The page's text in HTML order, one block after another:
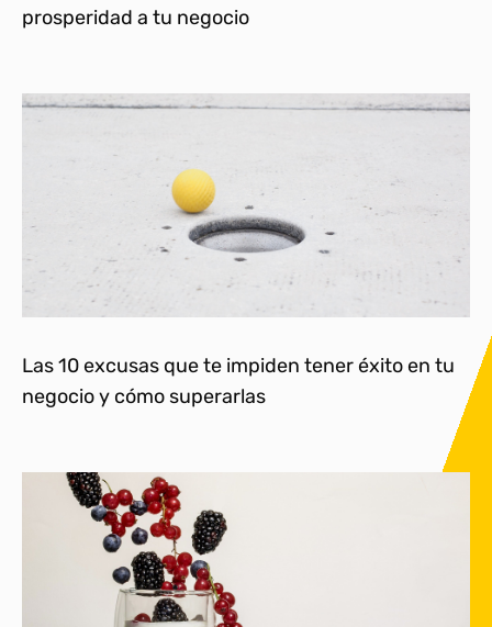
prosperidad a tu negocio
Las 10 excusas que te impiden tener éxito en tu
negocio y cómo superarlas